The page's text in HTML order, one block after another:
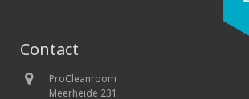
Contact
ProCleanroom
Meerheide 231